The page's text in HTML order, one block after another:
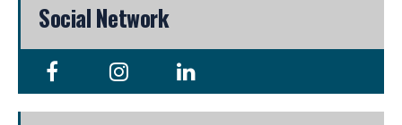
Social Network